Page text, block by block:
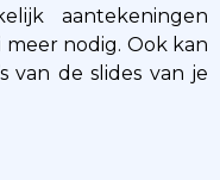
aantekeningen
nodig. Ook kan
van de slides van je